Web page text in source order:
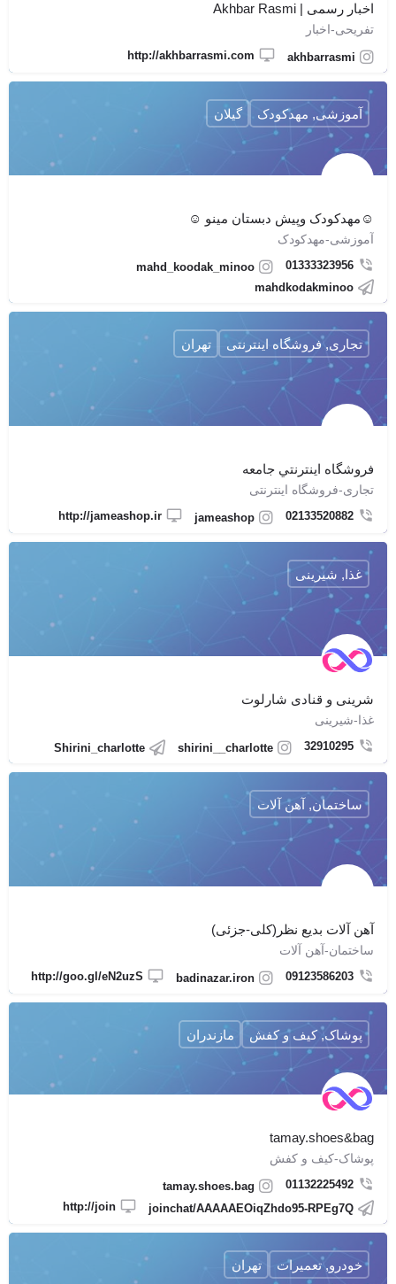
اخبار رسمی | Akhbar Rasmi
تفریحی-اخبار
akhbarrasmi
http://akhbarrasmi.com
☺مهدکودک وپیش دبستان مینو ☺
آموزشی-مهدکودک
01333323956
mahd_koodak_minoo
mahdkodakminoo
آموزشی, مهدکودک گیلان
فروشگاه اينترنتي جامعه
تجاری-فروشگاه اینترنتی
02133520882
jameashop
http://jameashop.ir
تجاری, فروشگاه اینترنتی تهران
شرينى و قنادى شارلوت
غذا-شیرینی
32910295
shirini__charlotte
Shirini_charlotte
غذا, شیرینی
آهن آلات بديع نظر(كلى-جزئى)
ساختمان-آهن آلات
09123586203
badinazar.iron
http://goo.gl/eN2uzS
ساختمان, آهن آلات
tamay.shoes&bag
پوشاک-کیف و کفش
01132225492
tamay.shoes.bag
joinchat/AAAAAEOiqZhdo95-RPEg7Q
http://join
پوشاک, کیف و کفش مازندران
خودرو, تعمیرات تهران